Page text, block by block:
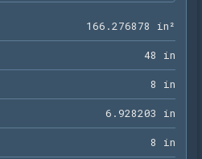
166 .276878 in²
48 in
8 in
6 . 928203 in
8 in